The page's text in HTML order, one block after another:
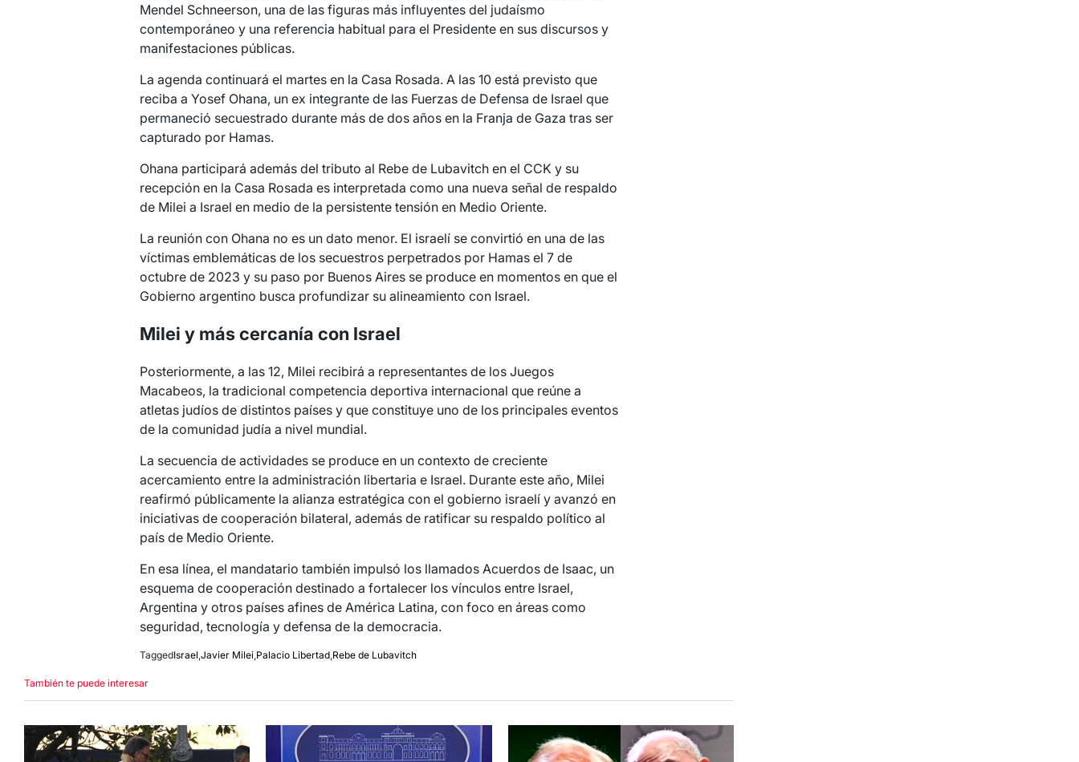
Mendel Schneerson, una de las figuras más influyentes del judaísmo
contemporáneo y una referencia habitual para el Presidente en sus discursos y
manifestaciones públicas.
La agenda continuará el martes en la Casa Rosada. A las 10 está previsto que
reciba a Yosef Ohana, un ex integrante de las Fuerzas de Defensa de Israel que
permaneció secuestrado durante más de dos años en la Franja de Gaza tras ser
capturado por Hamas.
Ohana participará además del tributo al Rebe de Lubavitch en el CCK y su
recepción en la Casa Rosada es interpretada como una nueva señal de respaldo
de Milei a Israel en medio de la persistente tensión en Medio Oriente.
La reunión con Ohana no es un dato menor. El israelí se convirtió en una de las
víctimas emblemáticas de los secuestros perpetrados por Hamas el 7 de
octubre de 2023 y su paso por Buenos Aires se produce en momentos en que el
Gobierno argentino busca profundizar su alineamiento con Israel.
Milei y más cercanía con Israel
Posteriormente, a las 12, Milei recibirá a representantes de los Juegos
Macabeos, la tradicional competencia deportiva internacional que reúne a
atletas judíos de distintos países y que constituye uno de los principales eventos
de la comunidad judía a nivel mundial.
La secuencia de actividades se produce en un contexto de creciente
acercamiento entre la administración libertaria e Israel. Durante este año, Milei
reafirmó públicamente la alianza estratégica con el gobierno israelí y avanzó en
iniciativas de cooperación bilateral, además de ratificar su respaldo político al
país de Medio Oriente.
En esa línea, el mandatario también impulsó los llamados Acuerdos de Isaac, un
esquema de cooperación destinado a fortalecer los vínculos entre Israel,
Argentina y otros países afines de América Latina, con foco en áreas como
seguridad, tecnología y defensa de la democracia.
TaggedIsrael,Javier Milei,Palacio Libertad,Rebe de Lubavitch
También te puede interesar